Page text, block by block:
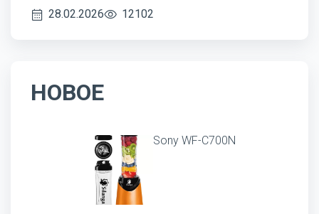
28.02.2026 12102
НОВОЕ
Sony WF-C700N